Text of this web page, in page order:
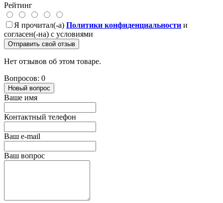
Рейтинг
Я прочитал(-а) Политики конфиденциальности и
согласен(-на) с условиями
Отправить свой отзыв
Нет отзывов об этом товаре.
Вопросов: 0
Новый вопрос
Ваше имя
Контактный телефон
Ваш e-mail
Ваш вопрос